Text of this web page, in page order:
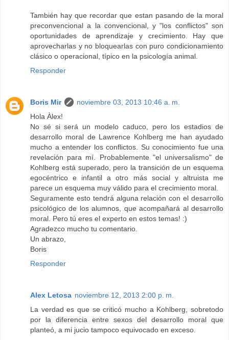
También hay que recordar que estan pasando de la moral
preconvencional a la convencional, y "los conflictos" son
oportunidades de aprendizaje y crecimiento. Hay que
aprovecharlas y no bloquearlas con puro condicionamiento
clásico o operacional, típico en la psicología animal.
Responder
Boris Mir
noviembre 03, 2013 10:46 a. m.
Hola Àlex!
No sé si será un modelo caduco, pero los estadios de
desarrollo moral de Lawrence Kohlberg me han ayudado
mucho a entender los conflictos. Su conocimiento fue una
revelación para mí. Probablemente "el universalismo" de
Kohlberg está superado, pero la transición de un esquema
egocéntrico e infantil a otro más social y altruista me
parece un esquema muy válido para el crecimiento moral.
Seguramente esto tendrá alguna relación con el desarrollo
psicológico de los alumnos, que acompañará al desarrollo
moral. Pero tú eres el experto en estos temas! :)
Agradezco mucho tu comentario.
Un abrazo,
Boris
Responder
Alex Letosa noviembre 12, 2013 2:00 p. m.
La verdad es que se criticó mucho a Kohlberg, sobretodo
por la diferencia entre sexos del desarrollo moral que
planteó, a mi jucio tampoco equivocado en exceso.